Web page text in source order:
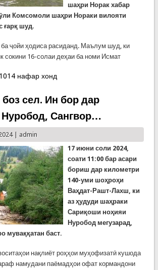
шаҳри Норак хабар
Комсомоли шаҳри Нораки вилояти
ғарқ шуд.
ба ҷойи ҳодиса расиданд. Маълум шуд, ки
сокини 16-солаи деҳаи ба номи Исмат
ҷасади навраси ғарқшударо аз об
1014 нафар хонд
сел. Ин бор дар
Сангвор…
| admin
17 июни соли 2024,
соати 11:00 бар асари
бориш дар километри
140-уми шоҳроҳи
Ваҳдат-Рашт-Лахш, ки
аз ҳудуди шаҳраки
Сариқоши ноҳияи
Нуробод мегузарад,
муваққатан баст.
нақлиёт роҳҳои муҳофизатӣ кушода
намудани паёмадҳои офат кормандони